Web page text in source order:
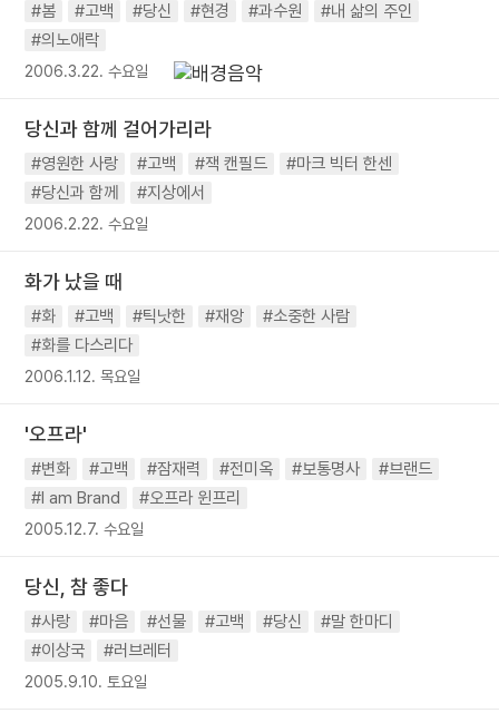
#봄 #고백 #당신 #현경 #과수원
#내 삶의 주인
#의노애락
2006.3.22. 수요일
당신과 함께 걸어가리라
#영원한 사랑 #고백 #잭 캔필드
#마크 빅터 한센
#당신과 함께
#지상에서
2006.2.22. 수요일
화가 났을 때
#화 #고백 #틱낫한 #재앙
#소중한 사람
#화를 다스리다
2006.1.12. 목요일
'오프라'
#변화 #고백 #잠재력 #전미옥 #보통명사
#브랜드
#I am Brand
#오프라 윈프리
2005.12.7. 수요일
당신, 참 좋다
#사랑 #마음 #선물 #고백 #당신
#말 한마디
#이상국
#러브레터
2005.9.10. 토요일